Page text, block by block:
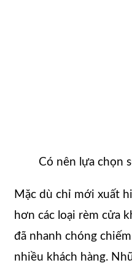
Có nên lựa chọn
Mặc dù chỉ mới xuất
hơn các loại rèm cửa
đã nhanh chóng
nhiều khách hàng.